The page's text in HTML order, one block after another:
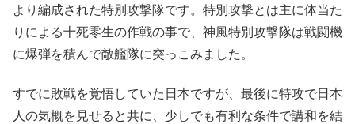
より編成された特別攻撃隊です。特別攻撃とは主に体当た
りによる十死零生の作戦の事で、神風特別攻撃隊は戦闘機
に爆弾を積んで敵艦隊に突っこみました。
すでに敗戦を覚悟していた日本ですが、最後に特攻で日本
人の気概を見せると共に、少しでも有利な条件で講和を結